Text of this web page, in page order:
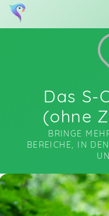
Das S-
(ohne
BRINGE
BEREICHE, IN
Soon you will learn